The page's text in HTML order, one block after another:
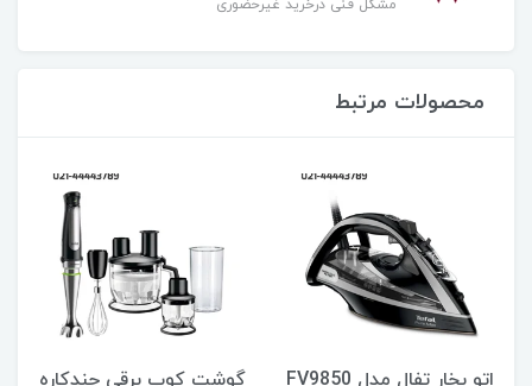
مشکل فنی درخرید غیرحضوری
محصولات مرتبط
اتو بخار تفال مدل FV9850
گوشت کوب برقی چندکاره